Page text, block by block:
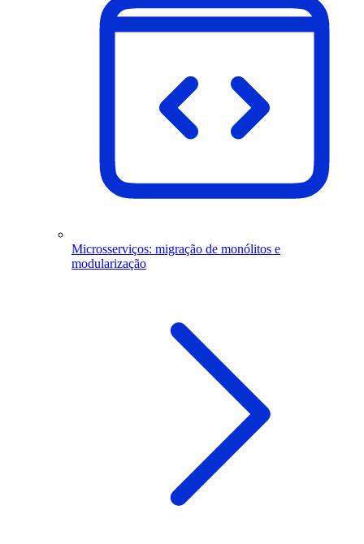
Microsserviços: migração de monólitos e
modularização